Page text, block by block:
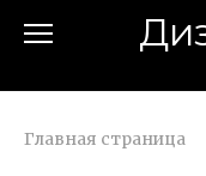
Главная страница